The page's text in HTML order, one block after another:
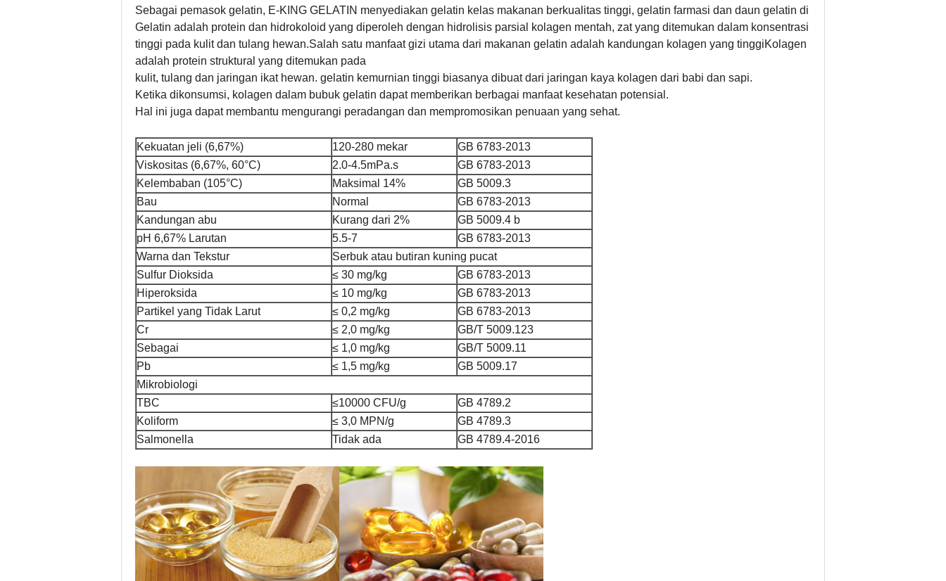
Sebagai pemasok gelatin, E-KING GELATIN menyediakan gelatin kelas makanan berkualitas tinggi, gelatin farmasi dan daun gelatin di
Gelatin adalah protein dan hidrokoloid yang diperoleh dengan hidrolisis parsial kolagen mentah, zat yang ditemukan dalam konsentrasi
tinggi pada kulit dan tulang hewan.Salah satu manfaat gizi utama dari makanan gelatin adalah kandungan kolagen yang tinggiKolagen
adalah protein struktural yang ditemukan pada
kulit, tulang dan jaringan ikat hewan. gelatin kemurnian tinggi biasanya dibuat dari jaringan kaya kolagen dari babi dan sapi.
Ketika dikonsumsi, kolagen dalam bubuk gelatin dapat memberikan berbagai manfaat kesehatan potensial.
Hal ini juga dapat membantu mengurangi peradangan dan mempromosikan penuaan yang sehat.
Kekuatan jeli (6,67%) 120-280 mekar
GB 6783-2013
Viskositas (6,67%, 60°C)
2.0-4.5mPa.s
GB 6783-2013
Kelembaban (105°C)
Maksimal 14%
GB 5009.3
Bau
Normal
GB 6783-2013
Kandungan abu
Kurang dari 2%
GB 5009.4 b
pH 6,67% Larutan
5.5-7
GB 6783-2013
Warna dan Tekstur
Serbuk atau butiran kuning pucat
Sulfur Dioksida
≤ 30 mg/kg
GB 6783-2013
Hiperoksida
≤ 10 mg/kg
GB 6783-2013
Partikel yang Tidak Larut
≤ 0,2 mg/kg
GB 6783-2013
Cr
≤ 2,0 mg/kg
GB/T 5009.123
Sebagai
≤ 1,0 mg/kg
GB/T 5009.11
Pb
≤ 1,5 mg/kg
GB 5009.17
Mikrobiologi
TBC
≤10000 CFU/g
GB 4789.2
Koliform
≤ 3,0 MPN/g
GB 4789.3
Salmonella
Tidak ada GB 4789.4-2016